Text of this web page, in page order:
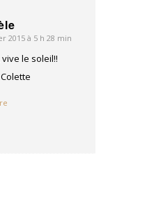
2015 à 5 h 28 min
le soleil!!